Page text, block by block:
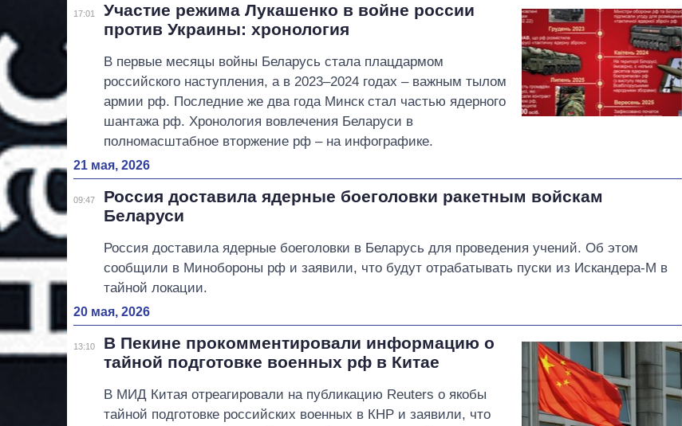
17:01
Участие режима Лукашенко в войне россии
против Украины: хронология
В первые месяцы войны Беларусь стала плацдармом
российского наступления, а в 2023–2024 годах – важным тылом
армии рф. Последние же два года Минск стал частью ядерного
шантажа рф. Хронология вовлечения Беларуси в
полномасштабное вторжение рф – на инфографике.
21 мая, 2026
09:47
Россия доставила ядерные боеголовки ракетным войскам
Беларуси
Россия доставила ядерные боеголовки в Беларусь для проведения учений. Об этом
сообщили в Минобороны рф и заявили, что будут отрабатывать пуски из Искандера-М в
тайной локации.
20 мая, 2026
13:10
В Пекине прокомментировали информацию о
тайной подготовке военных рф в Китае
В МИД Китая отреагировали на публикацию Reuters о якобы
тайной подготовке российских военных в КНР и заявили, что